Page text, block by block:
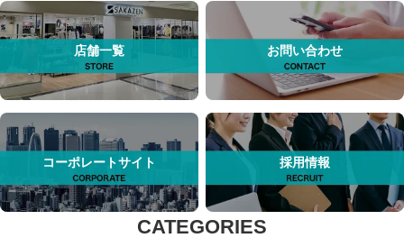
店舗一覧 お問い合わせ
コーポレートサイト 採用情報